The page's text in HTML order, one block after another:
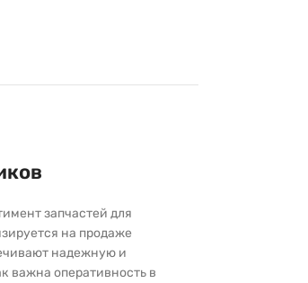
запчастей для
на продаже
надежную и
важна оперативность в